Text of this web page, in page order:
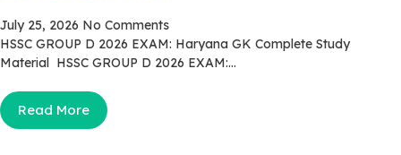
July 25, 2026 No Comments
HSSC GROUP D 2026 EXAM: Haryana GK Complete Study
Material HSSC GROUP D 2026 EXAM:...
Read More